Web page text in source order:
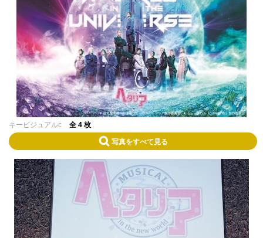
キービジュアルc 全 4 枚
写真をすべて見る